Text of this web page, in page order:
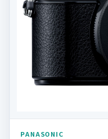
PANASONIC